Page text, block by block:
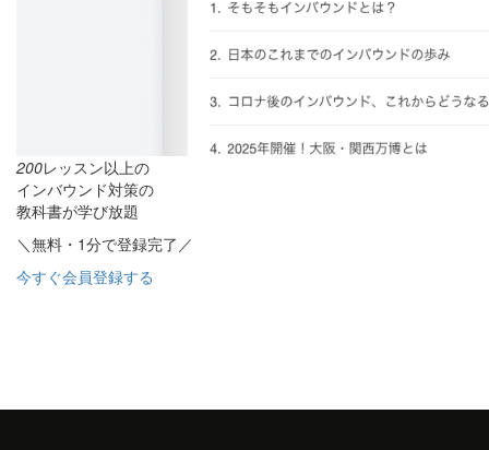
200レッスン以上の
インバウンド対策の
教科書が学び放題
＼無料・1分で登録完了／
今すぐ会員登録する